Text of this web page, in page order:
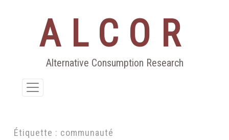
contenuALCOR
Alternative Consumption Research
Étiquette : communauté